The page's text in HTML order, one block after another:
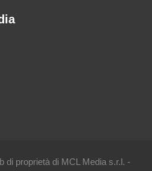
di proprietà di MCL Media s.r.l. -